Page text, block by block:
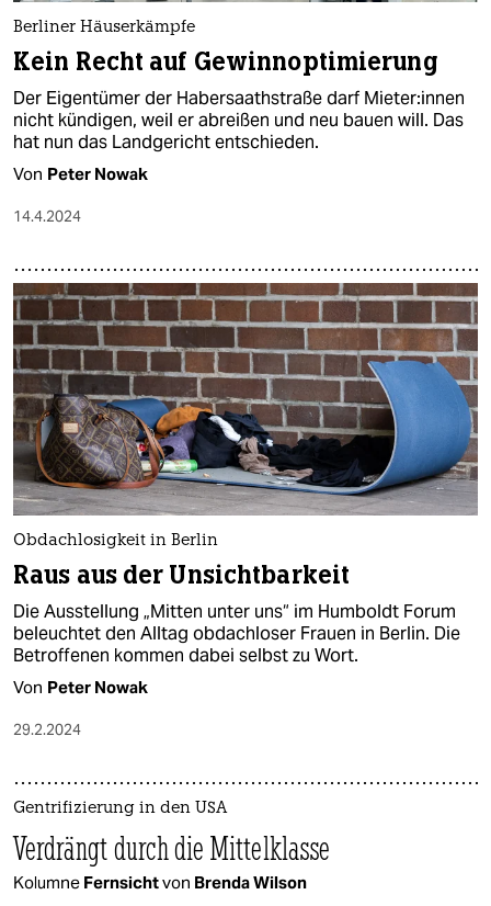
Berliner Häuserkämpfe
Kein Recht auf Gewinnoptimierung
Der Eigentümer der Habersaathstraße darf Mie­te­r:in­nen
nicht kündigen, weil er abreißen und neu bauen will. Das
hat nun das Landgericht entschieden.
Von Peter Nowak
14.4.2024
Obdachlosigkeit in Berlin
Raus aus der Unsichtbarkeit
Die Ausstellung „Mitten unter uns“ im Humboldt Forum
beleuchtet den Alltag obdachloser Frauen in Berlin. Die
Betroffenen kommen dabei selbst zu Wort.
Von Peter Nowak
29.2.2024
Gentrifizierung in den USA
Verdrängt durch die Mittelklasse
Kolumne Fernsichtvon Brenda Wilson